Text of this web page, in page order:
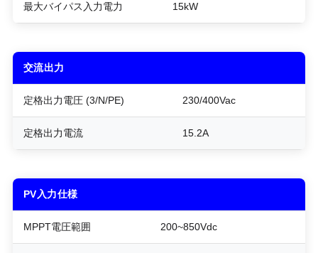
最大バイパス入力電力 15kW
交流出力
定格出力電圧 (3/N/PE) 230/400Vac
定格出力電流 15.2A
PV入力仕様
MPPT電圧範囲 200~850Vdc